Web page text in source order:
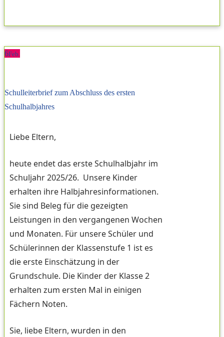
6Feb.
Schulleiterbrief zum Abschluss des ersten
Schulhalbjahres
Liebe Eltern,
heute endet das erste Schulhalbjahr im
Schuljahr 2025/26. Unsere Kinder
erhalten ihre Halbjahresinformationen.
Sie sind Beleg für die gezeigten
Leistungen in den vergangenen Wochen
und Monaten. Für unsere Schüler und
Schülerinnen der Klassenstufe 1 ist es
die erste Einschätzung in der
Grundschule. Die Kinder der Klasse 2
erhalten zum ersten Mal in einigen
Fächern Noten.
Sie, liebe Eltern, wurden in den